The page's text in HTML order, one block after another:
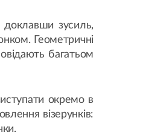
доклавши зусиль,
Геометричні
багатьом
окремо в
візерунків: